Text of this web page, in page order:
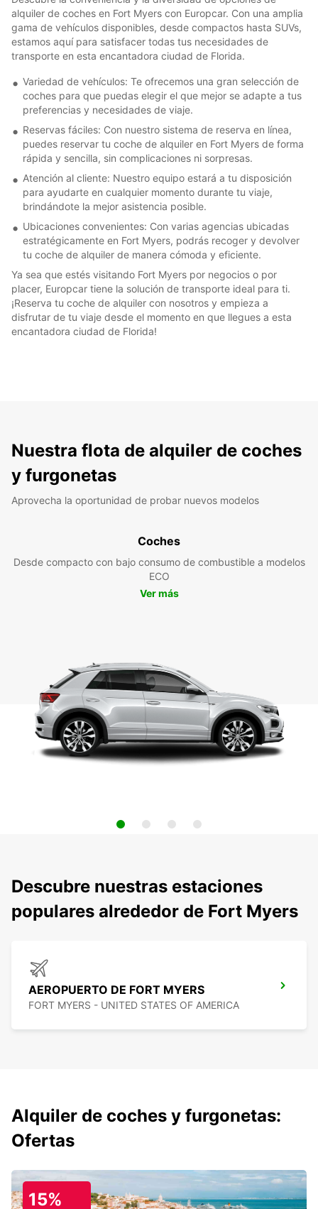
alquiler de coches en Fort Myers con Europcar. Con una amplia
gama de vehículos disponibles, desde compactos hasta SUVs,
estamos aquí para satisfacer todas tus necesidades de
transporte en esta encantadora ciudad de Florida.
Variedad de vehículos: Te ofrecemos una gran selección de
coches para que puedas elegir el que mejor se adapte a tus
preferencias y necesidades de viaje.
Reservas fáciles: Con nuestro sistema de reserva en línea,
puedes reservar tu coche de alquiler en Fort Myers de forma
rápida y sencilla, sin complicaciones ni sorpresas.
Atención al cliente: Nuestro equipo estará a tu disposición
para ayudarte en cualquier momento durante tu viaje,
brindándote la mejor asistencia posible.
Ubicaciones convenientes: Con varias agencias ubicadas
estratégicamente en Fort Myers, podrás recoger y devolver
tu coche de alquiler de manera cómoda y eficiente.
Ya sea que estés visitando Fort Myers por negocios o por
placer, Europcar tiene la solución de transporte ideal para ti.
¡Reserva tu coche de alquiler con nosotros y empieza a
disfrutar de tu viaje desde el momento en que llegues a esta
encantadora ciudad de Florida!
Nuestra flota de alquiler de coches
y furgonetas
Aprovecha la oportunidad de probar nuevos modelos
Coches
Desde compacto con bajo consumo de combustible a modelos
ECO
Ver más
Descubre nuestras estaciones
populares alrededor de Fort Myers
AEROPUERTO DE FORT MYERS
FORT MYERS - UNITED STATES OF AMERICA
Alquiler de coches y furgonetas:
Ofertas
15%